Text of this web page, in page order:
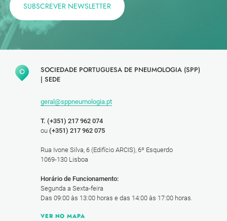
SUBSCREVER NEWSLETTER
SOCIEDADE PORTUGUESA DE PNEUMOLOGIA (SPP)
| SEDE
geral@sppneumologia.pt
T. (+351) 217 962 074
ou (+351) 217 962 075
Rua Ivone Silva, 6 (Edifício ARCIS), 6º Esquerdo
1069-130 Lisboa
Horário de Funcionamento:
Segunda a Sexta-feira
Das 09:00 às 13:00 horas e das 14:00 às 17:00 horas.
VER NO MAPA